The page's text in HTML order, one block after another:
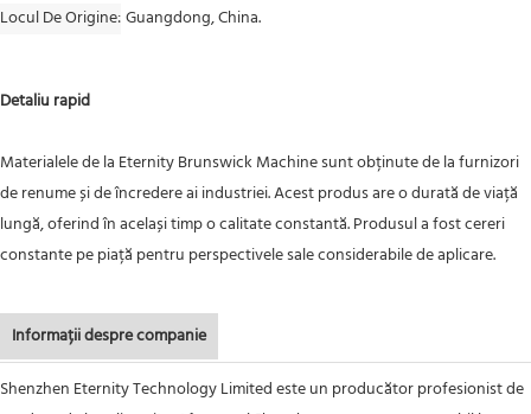
Locul De Origine Guangdong, China.
Detaliu rapid
Materialele de la Eternity Brunswick Machine sunt obținute de la furnizori
de renume și de încredere ai industriei. Acest produs are o durată de viață
lungă, oferind în același timp o calitate constantă. Produsul a fost cereri
constante pe piață pentru perspectivele sale considerabile de aplicare.
Informații despre companie
Shenzhen Eternity Technology Limited este un producător profesionist de